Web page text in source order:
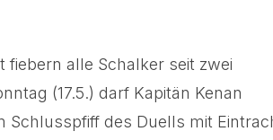
fiebern alle Schalker seit zwei
(17.5.) darf Kapitän Kenan
Schlusspfiff des Duells mit